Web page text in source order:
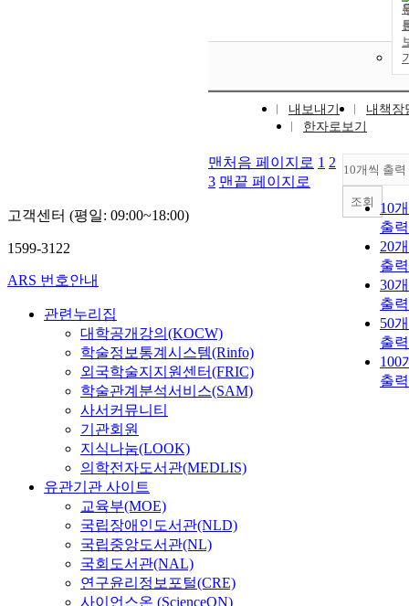
내보내기
내책장
한자로보기
10개씩 출력
10
출력
20
출력
30
출력
50
출력
100
출력
조회
맨처음 페이지로 1 2
3 맨끝 페이지로
고객센터 (평일: 09:00~18:00)
1599-3122
ARS 번호안내
관련누리집
대학공개강의(KOCW)
학술정보통계시스템(Rinfo)
외국학술지지원센터(FRIC)
학술관계분석서비스(SAM)
사서커뮤니티
기관회원
지식나눔(LOOK)
의학전자도서관(MEDLIS)
유관기관 사이트
교육부(MOE)
국립장애인도서관(NLD)
국립중앙도서관(NL)
국회도서관(NAL)
연구윤리정보포털(CRE)
사이언스온 (ScienceON)